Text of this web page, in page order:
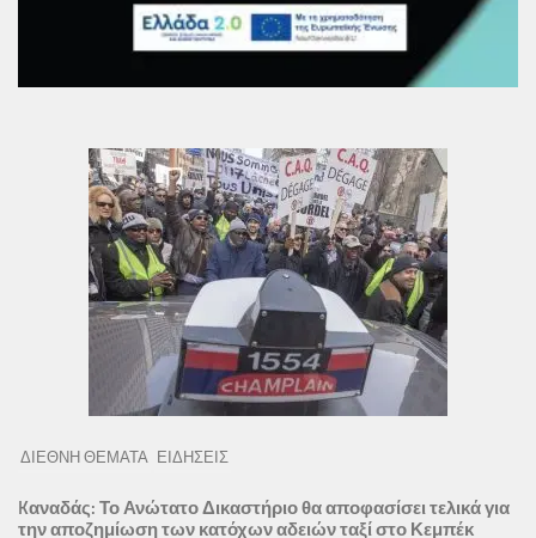
ΔΙΕΘΝΗ ΘΕΜΑΤΑ ΕΙΔΗΣΕΙΣ
Kαναδάς: Το Ανώτατο Δικαστήριο θα αποφασίσει τελικά για
την αποζημίωση των κατόχων αδειών ταξί στο Κεμπέκ